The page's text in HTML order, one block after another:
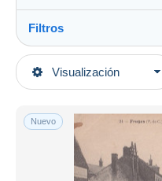
Visualización
Categorías principales
Europa
Francia
[62] Pas de Calais
Filtros
Tipo de venta
Activas
Precios fijos
Subasta con ofertas
Subastas sin pujas
Casa de subastas
Nuevo